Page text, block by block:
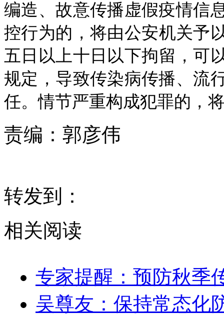
编造、故意传播虚假疫情信
控行为的，将由公安机关予
五日以上十日以下拘留，可
规定，导致传染病传播、流
任。情节严重构成犯罪的，
责编： 郭彦伟
转发到：
相关阅读
专家提醒：预防秋季
吴尊友：保持常态化